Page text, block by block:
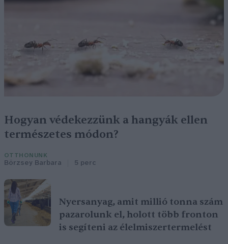
Hogyan védekezzünk a hangyák ellen
természetes módon?
OTTHONUNK
Börzsey Barbara 5 perc
Nyersanyag, amit millió tonna szám
pazarolunk el, holott több fronton
is segíteni az élelmiszertermelést